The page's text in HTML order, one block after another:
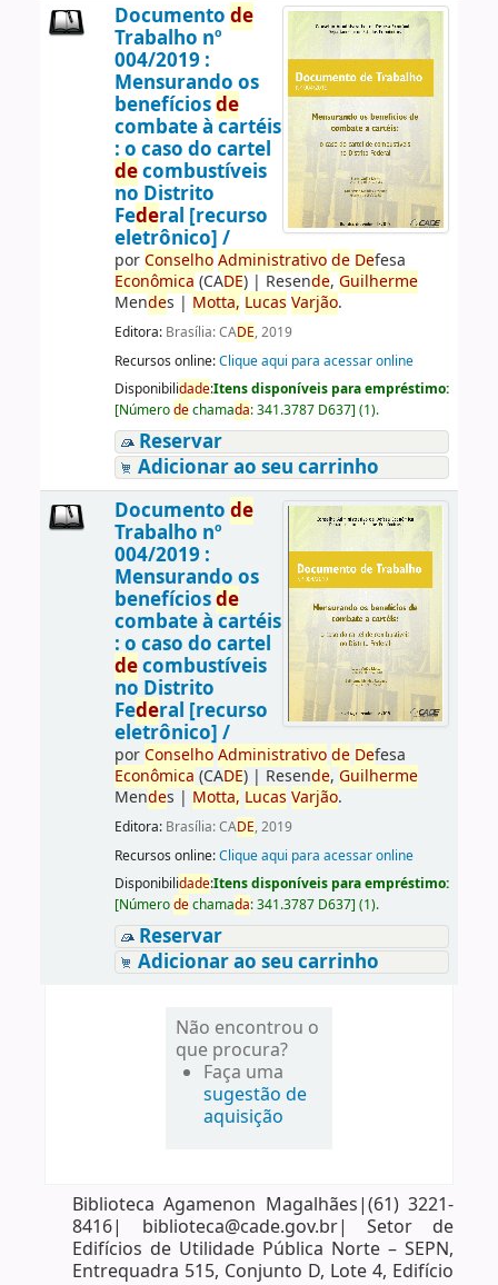
Documento de
Trabalho nº
004/2019 :
Mensurando os
benefíciosde
combate à cartéis
: o caso do cartel
decombustíveis
no Distrito
Federal [recurso
eletrônico] /
porConselho Administrativo de Defesa
Econômica (CADE)| Resende, Guilherme
Mendes | Motta, Lucas Varjão.
Editora: Brasília: CADE, 2019
Recursos online:Clique aqui para acessar online
Disponibilidade:Itens disponíveis para empréstimo:
[Númerodechamada:341.3787 D637] (1).
Reservar
Adicionar ao seu carrinho
Documento de
Trabalho nº
004/2019 :
Mensurando os
benefíciosde
combate à cartéis
: o caso do cartel
decombustíveis
no Distrito
Federal [recurso
eletrônico] /
porConselho Administrativo de Defesa
Econômica (CADE)| Resende, Guilherme
Mendes | Motta, Lucas Varjão.
Editora: Brasília: CADE, 2019
Recursos online:Clique aqui para acessar online
Disponibilidade:Itens disponíveis para empréstimo:
[Númerodechamada:341.3787 D637] (1).
Reservar
Adicionar ao seu carrinho
Não encontrou o
que procura?
Faça uma
sugestão de
aquisição
Biblioteca Agamenon Magalhães|(61) 3221-
8416| biblioteca@cade.gov.br| Setor de
Edifícios de Utilidade Pública Norte – SEPN,
Entrequadra 515, Conjunto D, Lote 4, Edifício